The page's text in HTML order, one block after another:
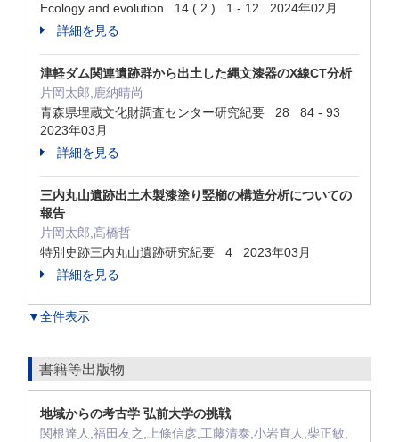
Ecology and evolution 14 ( 2 ) 1 - 12 2024年02月
詳細を見る
津軽ダム関連遺跡群から出土した縄文漆器のX線CT分析
片岡太郎,鹿納晴尚
青森県埋蔵文化財調査センター研究紀要 28 84 - 93
2023年03月
詳細を見る
三内丸山遺跡出土木製漆塗り竪櫛の構造分析についての
報告
片岡太郎,髙橋哲
特別史跡三内丸山遺跡研究紀要 4 2023年03月
詳細を見る
▼全件表示
書籍等出版物
地域からの考古学 弘前大学の挑戦
関根達人,福田友之,上條信彦,工藤清泰,小岩直人,柴正敏,